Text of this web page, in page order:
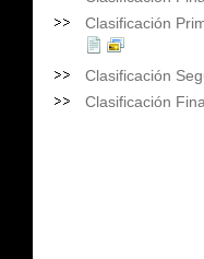
Clasificación
Clasificación
Clasificación